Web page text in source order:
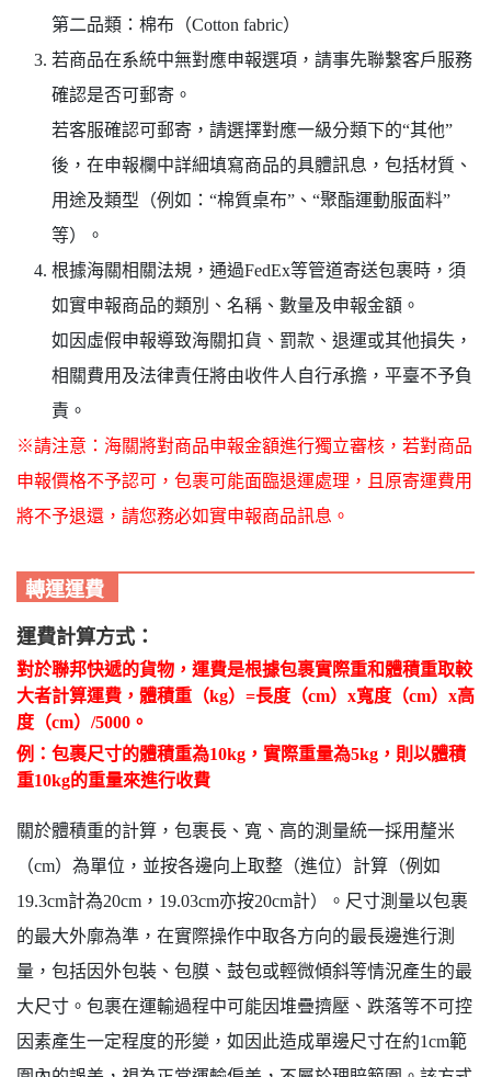
第二品類：棉布（Cotton fabric）
若商品在系統中無對應申報選項，請事先聯繫客戶服務
確認是否可郵寄。
若客服確認可郵寄，請選擇對應一級分類下的“其他”
後，在申報欄中詳細填寫商品的具體訊息，包括材質、
用途及類型（例如：“棉質桌布”、“聚酯運動服面料”
等）。
根據海關相關法規，通過FedEx等管道寄送包裹時，須
如實申報商品的類別、名稱、數量及申報金額。
如因虛假申報導致海關扣貨、罰款、退運或其他損失，
相關費用及法律責任將由收件人自行承擔，平臺不予負
責。
※請注意：海關將對商品申報金額進行獨立審核，若對商品
申報價格不予認可，包裹可能面臨退運處理，且原寄運費用
將不予退還，請您務必如實申報商品訊息。
轉運運費
運費計算方式：
對於聯邦快遞的貨物， 運費是根據包裹實際重和體積重取較
大者計算運費，體積重（kg）=長度（cm）x寬度（cm）x高
度（cm）/5000。
例：包裹尺寸的體積重為10kg，實際重量為5kg，則以體積
重10kg的重量來進行收費
關於體積重的計算，包裹長、寬、高的測量統一採用釐米
（cm）為單位，並按各邊向上取整（進位）計算（例如
19.3cm計為20cm，19.03cm亦按20cm計）。尺寸測量以包裹
的最大外廓為準，在實際操作中取各方向的最長邊進行測
量，包括因外包裝、包膜、鼓包或輕微傾斜等情況產生的最
大尺寸。包裹在運輸過程中可能因堆疊擠壓、跌落等不可控
因素產生一定程度的形變，如因此造成單邊尺寸在約1cm範